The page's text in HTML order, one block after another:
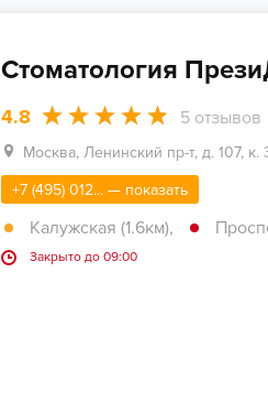
Стоматология
4.8 5отзывов
Москва, Ленинский пр-т, д. 107, к.
+7 (495) 012... — показать
Калужская (1.6км),
Закрыто до 09:00